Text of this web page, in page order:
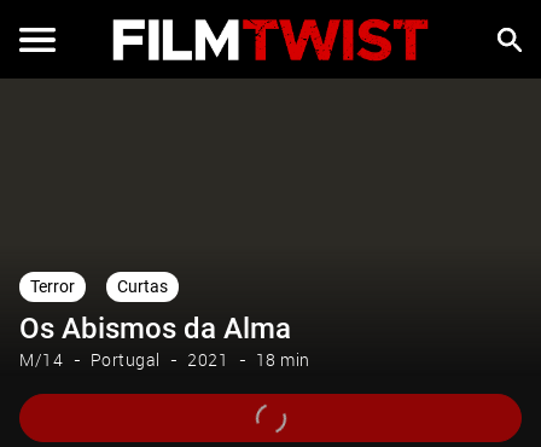
Terror Curtas
Os Abismos da Alma
M/14 Portugal 2021 18 min